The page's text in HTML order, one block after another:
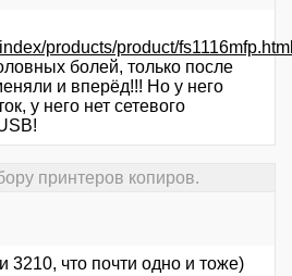
products/product/
болей, только после
и вперёд!!! Но у него
у него нет сетевого
принтеров копиров.
3210, что почти одно и тоже)